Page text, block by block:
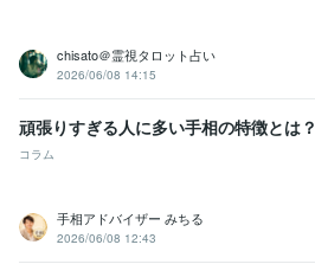
chisato＠霊視タロット占い
2026/06/08 14:15
頑張りすぎる人に多い手相の特徴とは？
コラム
手相アドバイザー みちる
2026/06/08 12:43